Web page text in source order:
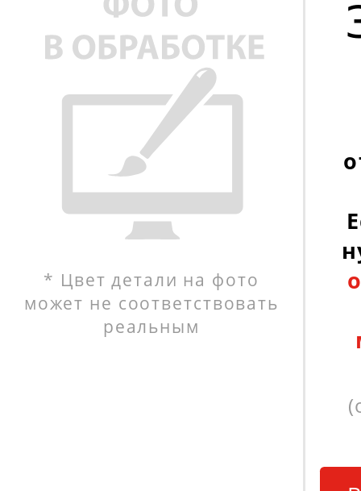
* Цвет детали на фото
может не соответствовать
реальным